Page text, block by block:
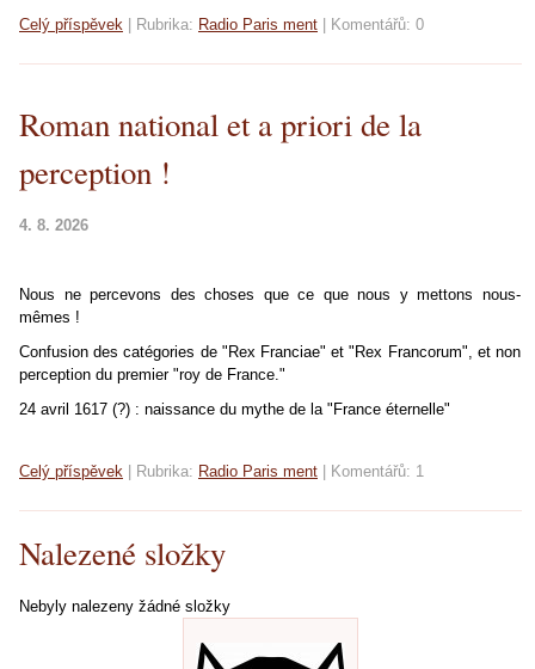
Celý příspěvek Rubrika: Radio Paris ment Komentářů: 0
Roman national et a priori de la
perception !
4. 8. 2026
Nous ne percevons des choses que ce que nous y mettons nous-
mêmes !
Confusion des catégories de "Rex Franciae" et "Rex Francorum", et non
perception du premier "roy de France."
24 avril 1617 (?) : naissance du mythe de la "France éternelle"
Celý příspěvek Rubrika: Radio Paris ment Komentářů: 1
Nalezené složky
Nebyly nalezeny žádné složky